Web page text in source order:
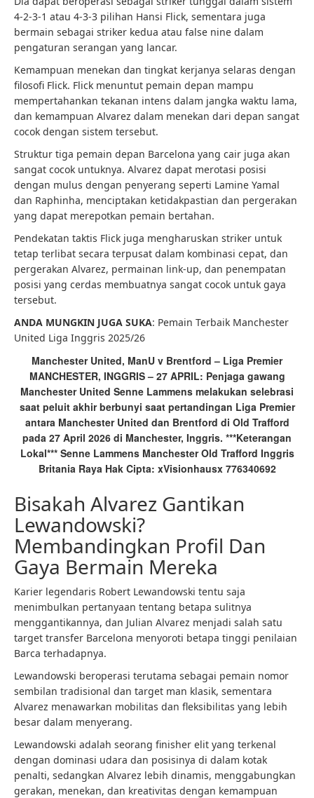
4-2-3-1 atau 4-3-3 pilihan Hansi Flick, sementara juga
bermain sebagai striker kedua atau false nine dalam
pengaturan serangan yang lancar.
Kemampuan menekan dan tingkat kerjanya selaras dengan
filosofi Flick. Flick menuntut pemain depan mampu
mempertahankan tekanan intens dalam jangka waktu lama,
dan kemampuan Alvarez dalam menekan dari depan sangat
cocok dengan sistem tersebut.
Struktur tiga pemain depan Barcelona yang cair juga akan
sangat cocok untuknya. Alvarez dapat merotasi posisi
dengan mulus dengan penyerang seperti Lamine Yamal
dan Raphinha, menciptakan ketidakpastian dan pergerakan
yang dapat merepotkan pemain bertahan.
Pendekatan taktis Flick juga mengharuskan striker untuk
tetap terlibat secara terpusat dalam kombinasi cepat, dan
pergerakan Alvarez, permainan link-up, dan penempatan
posisi yang cerdas membuatnya sangat cocok untuk gaya
tersebut.
ANDA MUNGKIN JUGA SUKA: Pemain Terbaik Manchester
United Liga Inggris 2025/26
Manchester United, ManU v Brentford – Liga Premier
MANCHESTER, INGGRIS – 27 APRIL: Penjaga gawang
Manchester United Senne Lammens melakukan selebrasi
saat peluit akhir berbunyi saat pertandingan Liga Premier
antara Manchester United dan Brentford di Old Trafford
pada 27 April 2026 di Manchester, Inggris. ***Keterangan
Lokal*** Senne Lammens Manchester Old Trafford Inggris
Britania Raya Hak Cipta: xVisionhausx 776340692
Bisakah Alvarez Gantikan
Lewandowski?
Membandingkan Profil Dan
Gaya Bermain Mereka
Karier legendaris Robert Lewandowski tentu saja
menimbulkan pertanyaan tentang betapa sulitnya
menggantikannya, dan Julian Alvarez menjadi salah satu
target transfer Barcelona menyoroti betapa tinggi penilaian
Barca terhadapnya.
Lewandowski beroperasi terutama sebagai pemain nomor
sembilan tradisional dan target man klasik, sementara
Alvarez menawarkan mobilitas dan fleksibilitas yang lebih
besar dalam menyerang.
Lewandowski adalah seorang finisher elit yang terkenal
dengan dominasi udara dan posisinya di dalam kotak
penalti, sedangkan Alvarez lebih dinamis, menggabungkan
gerakan, menekan, dan kreativitas dengan kemampuan